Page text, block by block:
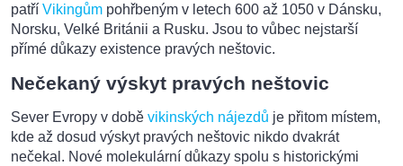
patří Vikingům pohřbeným v letech 600 až 1050 v Dánsku,
Norsku, Velké Británii a Rusku. Jsou to vůbec nejstarší
přímé důkazy existence pravých neštovic.
Nečekaný výskyt pravých neštovic
Sever Evropy v době vikinských nájezdů je přitom místem,
kde až dosud výskyt pravých neštovic nikdo dvakrát
nečekal. Nové molekulární důkazy spolu s historickými